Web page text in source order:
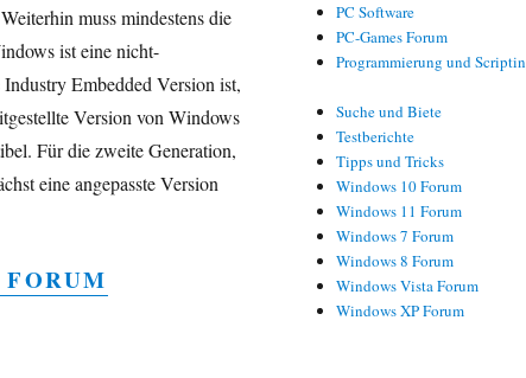
muss mindestens die
ist eine nicht-
Embedded Version ist,
Version von Windows
Für die zweite Generation,
eine angepasste Version
PC Software
PC-Games Forum
Programmierung und
Suche und Biete
Testberichte
Tipps und Tricks
Windows 10 Forum
Windows 11 Forum
Windows 7 Forum
Windows 8 Forum
Windows Vista Forum
Windows XP Forum